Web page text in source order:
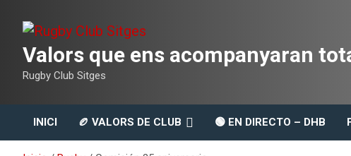
contenido
Valors que ens acompanyaran
Rugby Club Sitges
INICI 🏉 VALORS DE CLUB 🟢 EN DIRECTO – DHB